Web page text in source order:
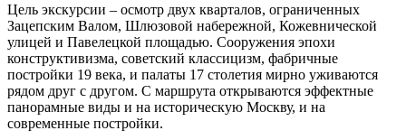
Цель экскурсии – осмотр двух кварталов, ограниченных
Зацепским Валом, Шлюзовой набережной, Кожевнической
улицей и Павелецкой площадью. Сооружения эпохи
конструктивизма, советский классицизм, фабричные
постройки 19 века, и палаты 17 столетия мирно уживаются
рядом друг с другом. С маршрута открываются эффектные
панорамные виды и на историческую Москву, и на
современные постройки.